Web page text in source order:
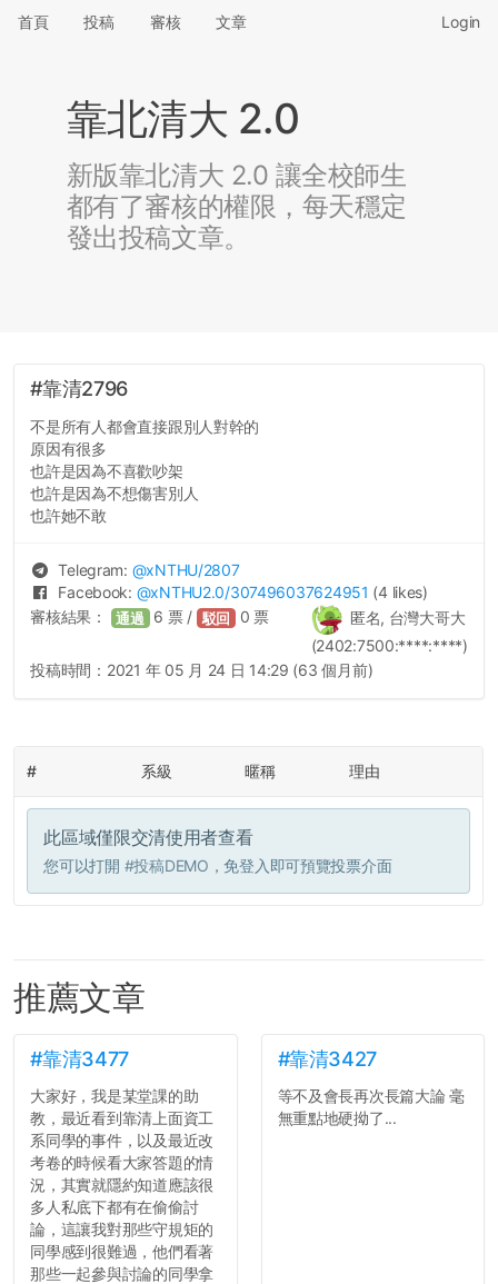
首頁 投稿 審核 文章 Login
靠北清大 2.0
新版靠北清大 2.0 讓全校師生
都有了審核的權限，每天穩定
發出投稿文章。
#靠清2796
不是所有人都會直接跟別人對幹的
原因有很多
也許是因為不喜歡吵架
也許是因為不想傷害別人
也許她不敢
Telegram: @xNTHU/2807
Facebook: @xNTHU2.0/307496037624951 (4 likes)
匿名, 台灣大哥大
(2402:7500:****:****)
審核結果： 通過 6 票 / 駁回 0 票
投稿時間： 2021 年 05 月 24 日 14:29 (63 個月前)
# 系級 暱稱 理由
此區域僅限交清使用者查看
您可以打開 #投稿DEMO ，免登入即可預覽投票介面
推薦文章
#靠清3477
大家好，我是某堂課的助
教，最近看到靠清上面資工
系同學的事件，以及最近改
考卷的時候看大家答題的情
況，其實就隱約知道應該很
多人私底下都有在偷偷討
論，這讓我對那些守規矩的
同學感到很難過，他們看著
那些一起參與討論的同學拿
#靠清3427
等不及會長再次長篇大論 毫
無重點地硬拗了...